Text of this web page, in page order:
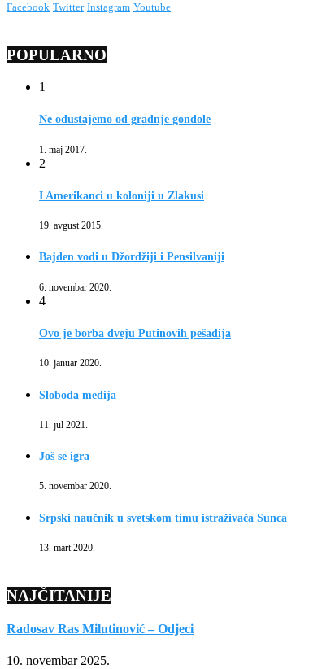
Facebook Twitter Instagram Youtube
POPULARNO
1
Ne odustajemo od gradnje gondole
1. maj 2017.
2
I Amerikanci u koloniji u Zlakusi
19. avgust 2015.
Bajden vodi u Džordžiji i Pensilvaniji
6. novembar 2020.
4
Ovo je borba dveju Putinovih pešadija
10. januar 2020.
Sloboda medija
11. jul 2021.
Još se igra
5. novembar 2020.
Srpski naučnik u svetskom timu istraživača Sunca
13. mart 2020.
NAJČITANIJE
Radosav Ras Milutinović – Odjeci
10. novembar 2025.